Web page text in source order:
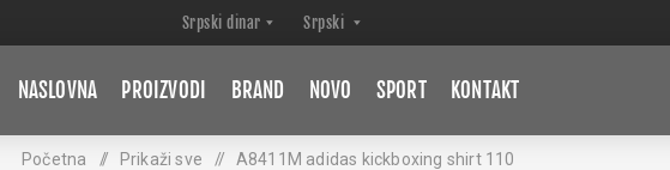
NASLOVNA PROIZVODI BRAND NOVO SPORT KONTAKT
Početna / Prikaži sve / A8411M adidas kickboxing shirt 110